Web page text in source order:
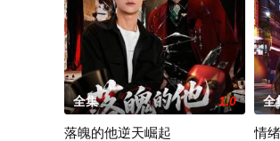
全集 1.0
落魄的他逆天崛起
全
情